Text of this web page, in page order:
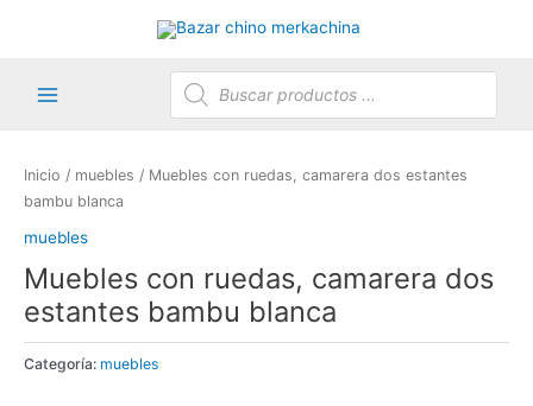
Búsqueda
de
productos
Inicio / muebles / Muebles con ruedas, camarera dos estantes
bambu blanca
muebles
Muebles con ruedas, camarera dos
estantes bambu blanca
Categoría: muebles